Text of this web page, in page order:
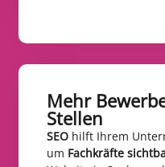
Mehr
Stellen​
SEO hilft Ihrem
um Fachkräfte